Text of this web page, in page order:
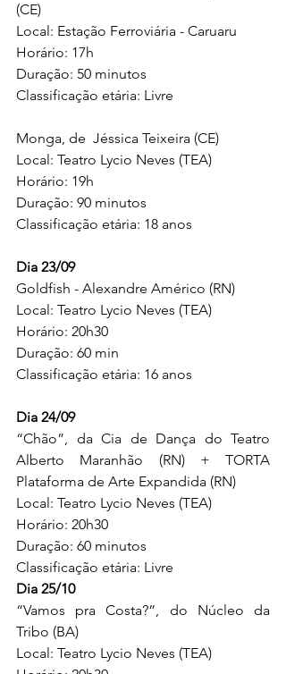
(CE)
Local: Estação Ferroviária - Caruaru
Horário: 17h
Duração: 50 minutos
Classificação etária: Livre
Monga, de  Jéssica Teixeira (CE)
Local: Teatro Lycio Neves (TEA)
Horário: 19h
Duração: 90 minutos
Classificação etária: 18 anos
Dia 23/09
Goldfish - Alexandre Américo (RN)
Local: Teatro Lycio Neves (TEA)
Horário: 20h30
Duração: 60 min
Classificação etária: 16 anos
Dia 24/09
“Chão”, da Cia de Dança do Teatro
Alberto Maranhão (RN) + TORTA
Plataforma de Arte Expandida (RN)
Local: Teatro Lycio Neves (TEA)
Horário: 20h30
Duração: 60 minutos
Classificação etária: Livre
Dia 25/10
“Vamos pra Costa?”, do Núcleo da
Tribo (BA)
Local: Teatro Lycio Neves (TEA)